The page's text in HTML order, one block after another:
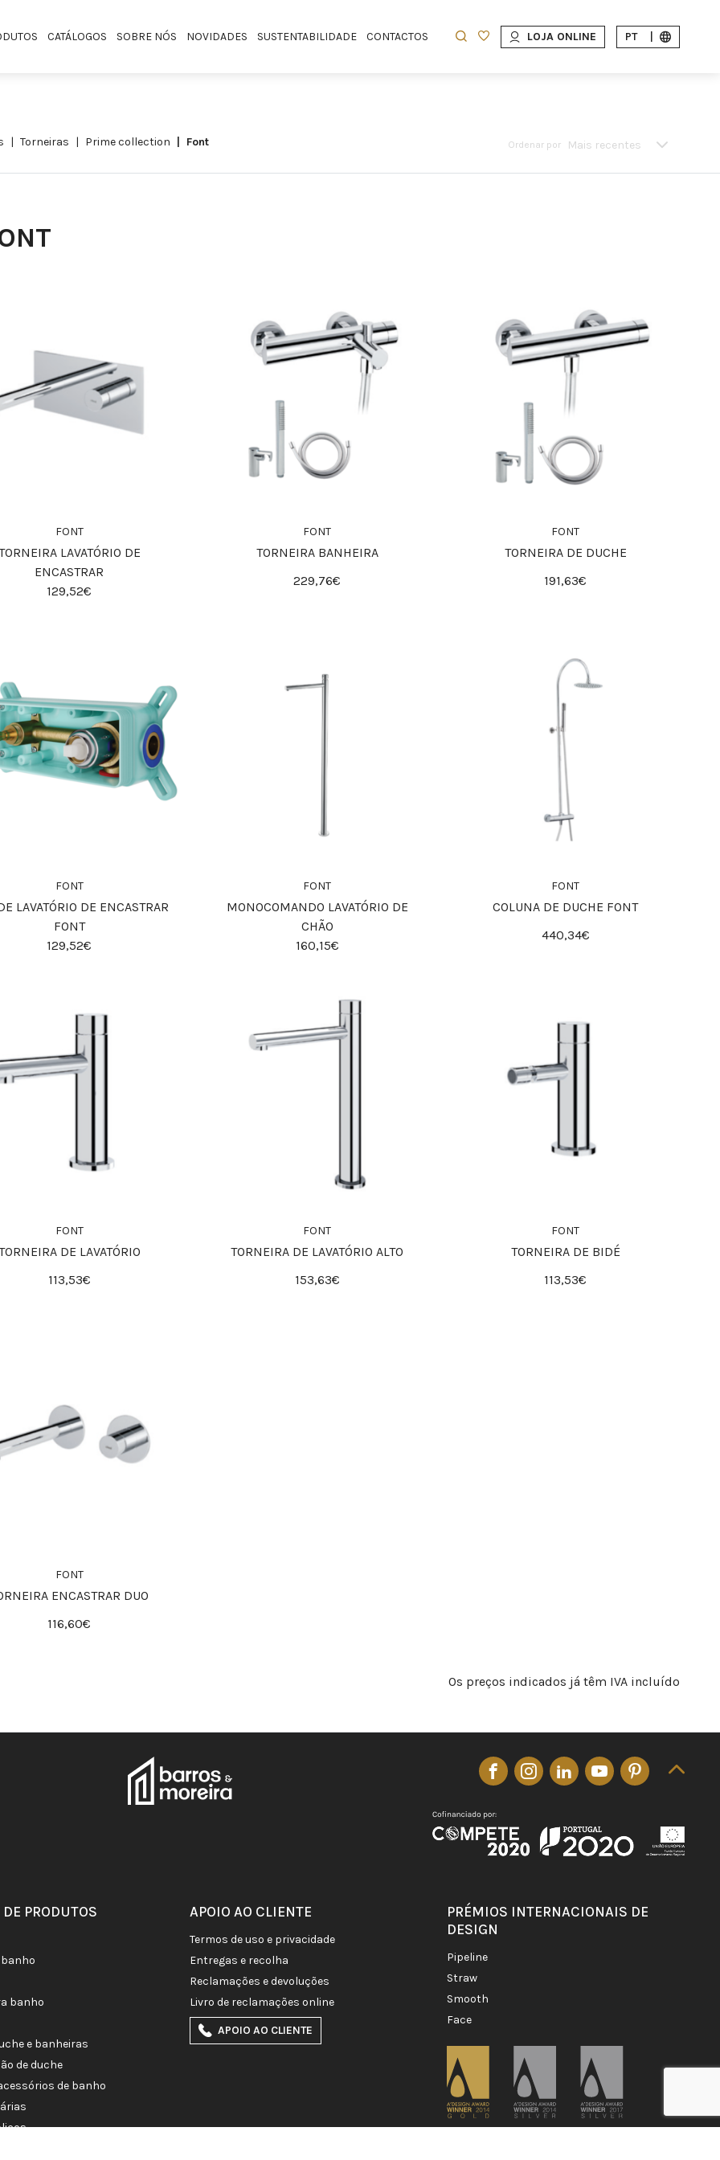
CATÁLOGOS SOBRE NÓS NOVIDADES SUSTENTABILIDADE CONTACTOS LOJA ONLINE PT
torneiras prime collection font Ordenar por Mais recentes
FONT
LAVATÓRIO DE
ENCASTRAR
129,52€
FONT
TORNEIRA BANHEIRA
229,76€
FONT
TORNEIRA DE DUCHE
191,63€
FONT
LAVATÓRIO DE ENCASTRAR
FONT
129,52€
FONT
MONOCOMANDO LAVATÓRIO DE
CHÃO
160,15€
FONT
COLUNA DE DUCHE FONT
440,34€
FONT
DE LAVATÓRIO
113,53€
FONT
TORNEIRA DE LAVATÓRIO ALTO
153,63€
FONT
TORNEIRA DE BIDÉ
113,53€
FONT
ENCASTRAR DUO
116,60€
Os preços indicados já têm IVA incluído
PRODUTOS
banho
banho
e banheiras
de duche
de banho
APOIO AO CLIENTE
termos de uso e privacidade
entregas e recolha
reclamações e devoluções
livro de reclamações online
APOIO AO CLIENTE
PRÉMIOS INTERNACIONAIS DE
DESIGN
pipeline
straw
smooth
face